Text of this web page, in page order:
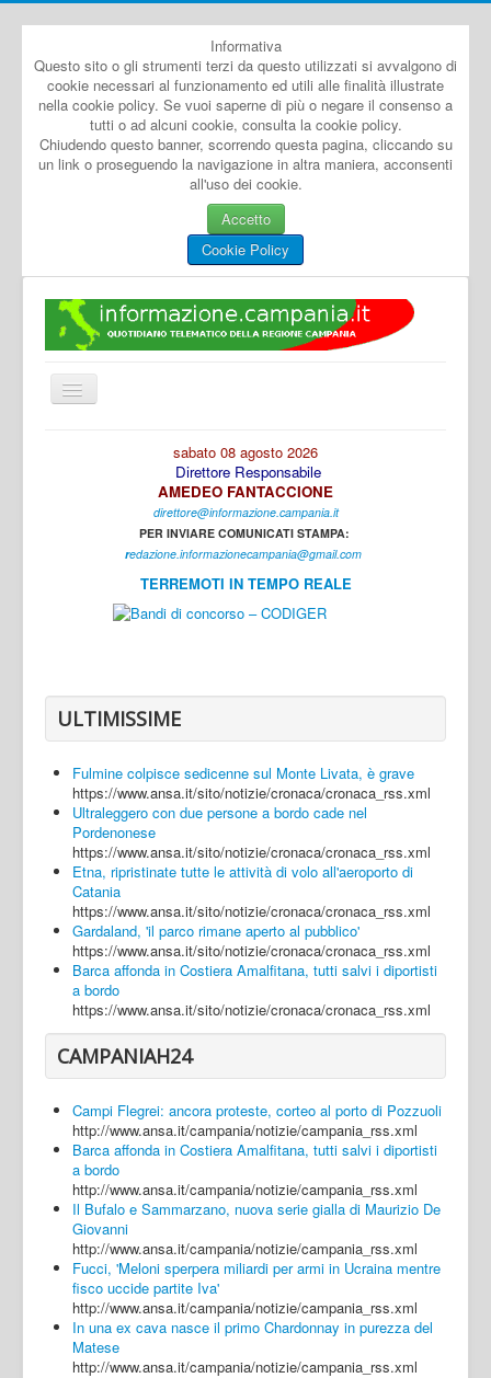
Informativa
Questo sito o gli strumenti terzi da questo utilizzati si avvalgono di
cookie necessari al funzionamento ed utili alle finalità illustrate
nella cookie policy. Se vuoi saperne di più o negare il consenso a
tutti o ad alcuni cookie, consulta la cookie policy.
Chiudendo questo banner, scorrendo questa pagina, cliccando su
un link o proseguendo la navigazione in altra maniera, acconsenti
all'uso dei cookie.
Accetto
Cookie Policy
Cambia
navigazione
Caserta
Napoli
Salerno
Login
sabato 08 agosto 2026
Direttore Responsabile
AMEDEO FANTACCIONE
direttore@informazione.campania.it
PER INVIARE COMUNICATI STAMPA:
redazione.informazionecampania@gmail.com
TERREMOTI IN TEMPO REALE
ULTIMISSIME
Fulmine colpisce sedicenne sul Monte Livata, è grave
https://www.ansa.it/sito/notizie/cronaca/cronaca_rss.xml
Ultraleggero con due persone a bordo cade nel
Pordenonese
https://www.ansa.it/sito/notizie/cronaca/cronaca_rss.xml
Etna, ripristinate tutte le attività di volo all'aeroporto di
Catania
https://www.ansa.it/sito/notizie/cronaca/cronaca_rss.xml
Gardaland, 'il parco rimane aperto al pubblico'
https://www.ansa.it/sito/notizie/cronaca/cronaca_rss.xml
Barca affonda in Costiera Amalfitana, tutti salvi i diportisti
a bordo
https://www.ansa.it/sito/notizie/cronaca/cronaca_rss.xml
CAMPANIAH24
Campi Flegrei: ancora proteste, corteo al porto di Pozzuoli
http://www.ansa.it/campania/notizie/campania_rss.xml
Barca affonda in Costiera Amalfitana, tutti salvi i diportisti
a bordo
http://www.ansa.it/campania/notizie/campania_rss.xml
Il Bufalo e Sammarzano, nuova serie gialla di Maurizio De
Giovanni
http://www.ansa.it/campania/notizie/campania_rss.xml
Fucci, 'Meloni sperpera miliardi per armi in Ucraina mentre
fisco uccide partite Iva'
http://www.ansa.it/campania/notizie/campania_rss.xml
In una ex cava nasce il primo Chardonnay in purezza del
Matese
http://www.ansa.it/campania/notizie/campania_rss.xml